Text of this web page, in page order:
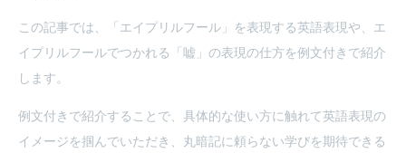
この記事では、「エイプリルフール」を表現する英語表現や、エ
イプリルフールでつかれる「嘘」の表現の仕方を例文付きで紹介
します。
例文付きで紹介することで、具体的な使い方に触れて英語表現の
イメージを掴んでいただき、丸暗記に頼らない学びを期待できる